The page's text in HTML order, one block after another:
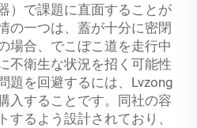
）で課題に直面することが
の一つは、蓋が十分に密閉
場合、でこぼこ道を走行中
不衛生な状況を招く可能性
題を回避するには、Lvzong
入することです。同社の容
するよう設計されており、